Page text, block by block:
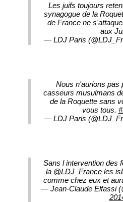
Les juifs toujours
synagogue de la
de France ne
aux
— LDJ Paris
Nous n'aurions pas
casseurs musulmans
de la Roquette sans
vous tous.
— LDJ Paris
Sans l intervention des
la @LDJ_France les
comme chez eux et
— Jean-Claude Elfassi